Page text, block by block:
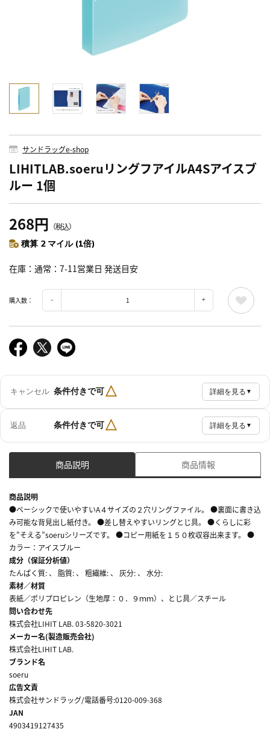
サンドラッグe-shop
LIHITLAB.soeruリングフアイルA4Sアイスブ
ルー 1個
268円 （税込）
積算 2 マイル (1倍)
在庫 通常：7-11営業日 発送目安
購入数：
キャンセル 条件付きで可△ 詳細を見る ▼
返品 条件付きで可△ 詳細を見る ▼
商品説明 商品情報
商品説明
●ベーシックで使いやすいA４サイズの２穴リングファイル。 ●裏面に書き込
み可能な背見出し紙付き。 ●差し替えやすいリングとじ具。 ●くらしに彩
を"そえる”soeruシリーズです。 ●コピー用紙を１５０枚収容出来ます。 ●
カラー：アイスブルー
成分（保証分析値）
たんぱく質: 、 脂質: 、 粗繊維: 、 灰分: 、 水分:
素材／材質
表紙／ポリプロピレン（生地厚：０．９ｍｍ）、とじ具／スチール
問い合わせ先
株式会社LIHIT LAB. 03-5820-3021
メーカー名(製造販売会社)
株式会社LIHIT LAB.
ブランド名
soeru
広告文責
株式会社サンドラッグ/電話番号:0120-009-368
JAN
4903419127435